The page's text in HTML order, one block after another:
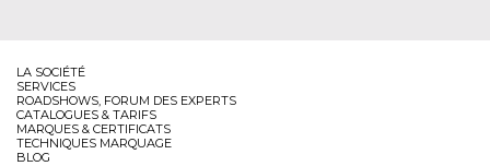
LA SOCIÉTÉ
SERVICES
ROADSHOWS, FORUM DES EXPERTS
CATALOGUES & TARIFS
MARQUES & CERTIFICATS
TECHNIQUES MARQUAGE
BLOG